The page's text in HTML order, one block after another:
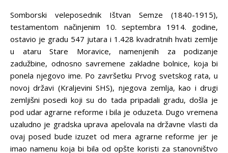
Somborski veleposednik Ištvan Semze (1840-1915),
testamentom načinjenim 10. septembra 1914. godine,
ostavio je gradu 547 jutara i 1.428 kvadratnih hvati zemlje
u ataru Stare Moravice, namenjenih za podizanje
zadužbine, odnosno savremene zakladne bolnice, koja bi
ponela njegovo ime. Po završetku Prvog svetskog rata, u
novoj državi (Kraljevini SHS), njegova zemlja, kao i drugi
zemljišni posedi koji su do tada pripadali gradu, došla je
pod udar agrarne reforme i bila je oduzeta. Dugo vremena
uzaludno je gradska uprava apelovala na državne vlasti da
ovaj posed bude izuzet od mera agrarne reforme jer je
imao namenu koja bi bila od opšte koristi za stanovništvo